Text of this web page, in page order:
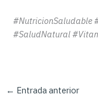
#NutricionSaludable
#SaludNatural
← Entrada anterior